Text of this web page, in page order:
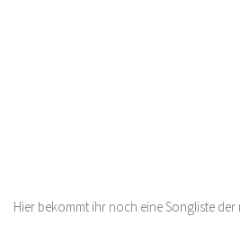
Hier bekommt ihr noch eine Songliste der